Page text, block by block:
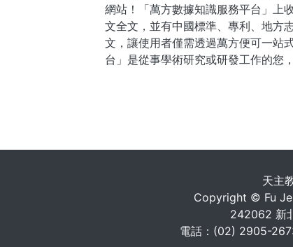
網站！「萬方數據知識服務平台」上
文全文，並有中國標準、專利、地方
文，讓使用者僅需透過萬方便可一站
台」是從事學術研究或研發工作的您
天主
Copyright © Fu
242062 新
電話：(02) 2905-